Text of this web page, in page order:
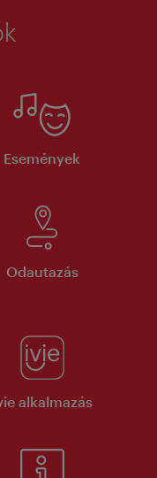
Események
Odautazás
alkalmazás